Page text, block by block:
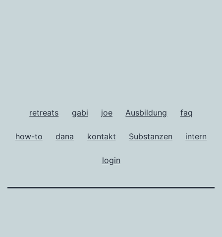
retreats gabi joe Ausbildung faq
how-to dana kontakt Substanzen intern
login